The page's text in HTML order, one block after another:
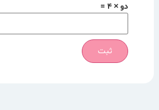
دو × 4 =